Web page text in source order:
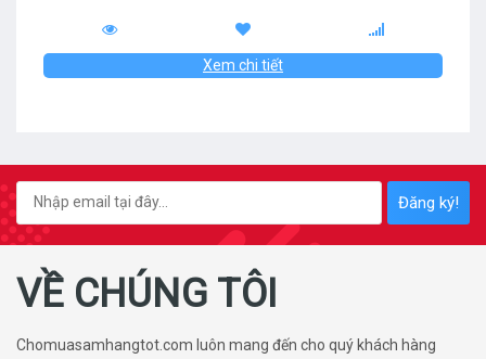
Xem chi tiết
Đăng ký!
VỀ CHÚNG TÔI
Chomuasamhangtot.com luôn mang đến cho quý khách hàng